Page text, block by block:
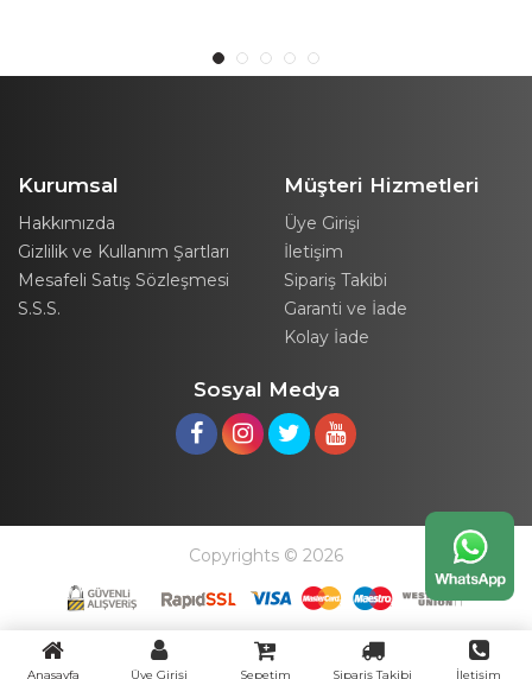
Kurumsal
Hakkımızda
Gizlilik ve Kullanım Şartları
Mesafeli Satış Sözleşmesi
S.S.S.
Müşteri Hizmetleri
Üye Girişi
İletişim
Sipariş Takibi
Garanti ve İade
Kolay İade
Sosyal Medya
Copyrights © 2026
Anasayfa Üye Girişi Sepetim Sipariş Takibi İletişim